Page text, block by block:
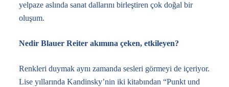
yelpaze aslında sanat dallarını birleştiren çok doğal bir
oluşum.
Nedir Blauer Reiter akımına çeken, etkileyen?
Renkleri duymak aynı zamanda sesleri görmeyi de içeriyor.
Lise yıllarında Kandinsky’nin iki kitabından “Punkt und